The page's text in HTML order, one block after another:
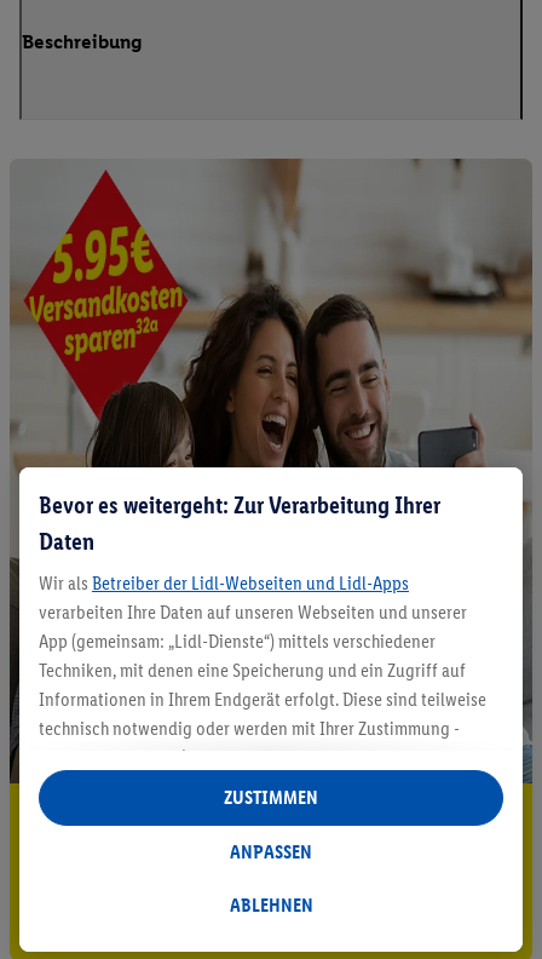
Beschreibung
5.95 € Versand sparen³²ᵃ
Jetzt zum Newsletter anmelden
Gutschein sichern!
Bevor es weitergeht: Zur Verarbeitung Ihrer
Daten
Wir als Betreiber der Lidl-Webseiten und Lidl-Apps
verarbeiten Ihre Daten auf unseren Webseiten und unserer
App (gemeinsam: „Lidl-Dienste“) mittels verschiedener
Techniken, mit denen eine Speicherung und ein Zugriff auf
Informationen in Ihrem Endgerät erfolgt. Diese sind teilweise
technisch notwendig oder werden mit Ihrer Zustimmung -
auch durch Partner (u.a.
Verantwortliche; im Zusammenhang mit dem IAB TCF
insgesamt
Statistik-Erstellung oder für personalisierte Werbung
Datenverarbeitungen für personalisierte Werbung werden
ABLEHNEN
ANPASSEN
ZUSTIMMEN